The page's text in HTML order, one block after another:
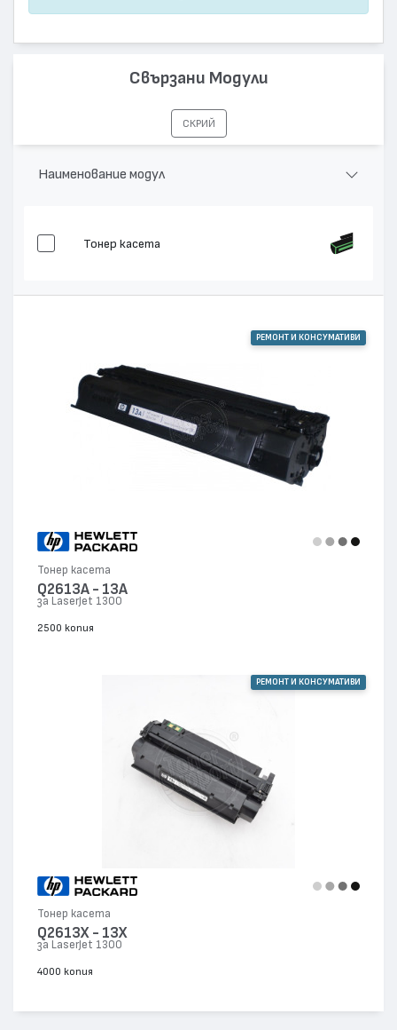
Свързани Модули
СКРИЙ
Наименование модул
Тонер касета
РЕМОНТ И КОНСУМАТИВИ
Тонер касета
Q2613A - 13A
за LaserJet 1300
2500 копия
РЕМОНТ И КОНСУМАТИВИ
Тонер касета
Q2613X - 13X
за LaserJet 1300
4000 копия